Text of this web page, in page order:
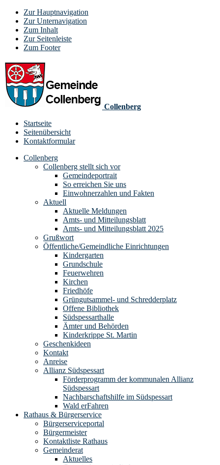
Zur Hauptnavigation
Zur Unternavigation
Zum Inhalt
Zur Seitenleiste
Zum Footer
Collenberg
Startseite
Seitenübersicht
Kontaktformular
Collenberg
Collenberg stellt sich vor
Gemeindeportrait
So erreichen Sie uns
Einwohnerzahlen und Fakten
Aktuell
Aktuelle Meldungen
Amts- und Mitteilungsblatt
Amts- und Mitteilungsblatt 2025
Grußwort
Öffentliche/Gemeindliche Einrichtungen
Kindergarten
Grundschule
Feuerwehren
Kirchen
Friedhöfe
Grüngutsammel- und Schredderplatz
Offene Bibliothek
Südspessarthalle
Ämter und Behörden
Kinderkrippe St. Martin
Geschenkideen
Kontakt
Anreise
Allianz Südspessart
Förderprogramm der kommunalen Allianz
Südspessart
Nachbarschaftshilfe im Südspessart
Wald erFahren
Rathaus & Bürgerservice
Bürgerserviceportal
Bürgermeister
Kontaktliste Rathaus
Gemeinderat
Aktuelles